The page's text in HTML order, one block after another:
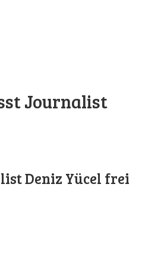
Journalist
Deniz Yücel frei